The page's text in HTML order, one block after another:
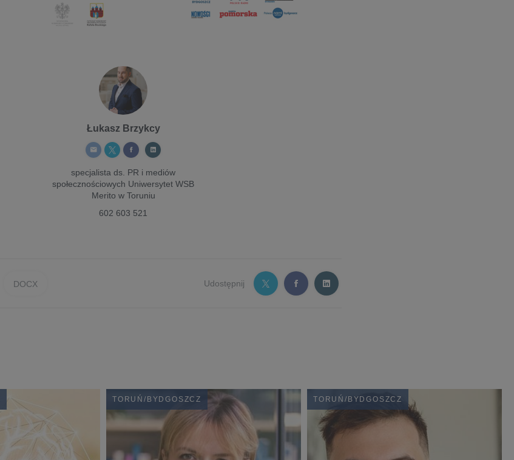
Łukasz Brzykcy
specjalista ds. PR i mediów
społecznościowych Uniwersytet WSB
Merito w Toruniu
602 603 521
DOCX Udostępnij
TORUŃ/BYDGOSZCZ TORUŃ/BYDGOSZCZ